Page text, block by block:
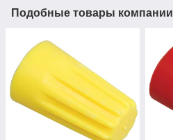
Подобные товары компании